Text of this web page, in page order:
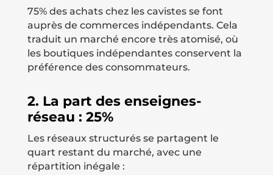
75% des achats chez les cavistes se font
auprès de commerces indépendants. Cela
traduit un marché encore très atomisé, où
les boutiques indépendantes conservent la
préférence des consommateurs.
2. La part des enseignes-
réseau : 25%
Les réseaux structurés se partagent le
quart restant du marché, avec une
répartition inégale :